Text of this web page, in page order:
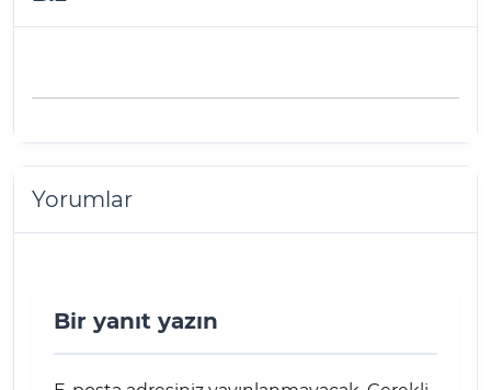
Yorumlar
Bir yanıt yazın